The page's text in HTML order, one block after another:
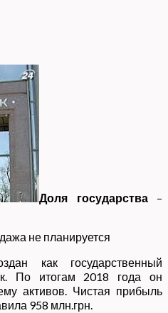
Доля государства–
не планируется
как государственный
По итогам 2018 года он
активов. Чистая прибыль
958 млн.грн.